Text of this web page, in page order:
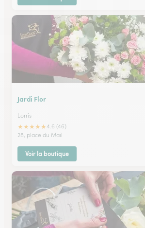
Jardi Flor
Lorris
★★★★★4.6 (46)
28, place du Mail
Voir la boutique